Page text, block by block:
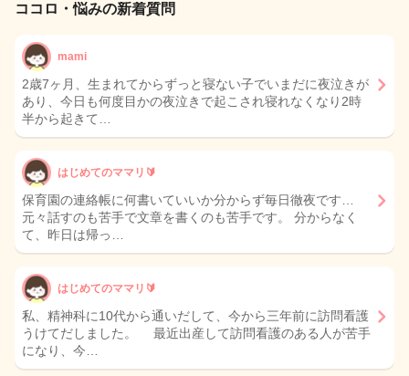
ココロ・悩みの新着質問
mami
2歳7ヶ月、生まれてからずっと寝ない子でいまだに夜泣きが
あり、今日も何度目かの夜泣きで起こされ寝れなくなり2時
半から起きて…
はじめてのママリ🔰
保育園の連絡帳に何書いていいか分からず毎日徹夜です…
元々話すのも苦手で文章を書くのも苦手です。 分からなく
て、昨日は帰っ…
はじめてのママリ🔰
私、精神科に10代から通いだして、今から三年前に訪問看護
うけてだしました。 最近出産して訪問看護のある人が苦手
になり、今…